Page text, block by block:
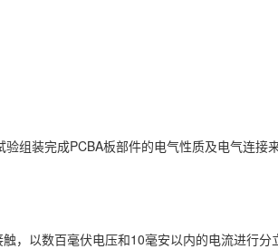
组装完成PCBA板部件的电气性质及电气连接
以数百毫伏电压和10毫安以内的电流进行分